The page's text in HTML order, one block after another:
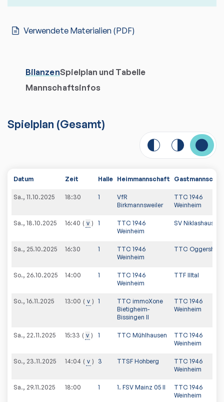
Verwendete Materialien (PDF)
BilanzenSpielplan und Tabelle
Mannschaftsinfos
Spielplan (Gesamt)
Datum Zeit Halle Heimmannschaft
Sa., 11.10.2025 18:30 1
VfR
Birkmannsweiler
TTC 1946
Weinheim
Sa., 18.10.2025 16:40 v 1
TTC 1946
Weinheim
SV Niklashausen
Sa., 25.10.2025 16:30 1
TTC 1946
Weinheim
TTC
So., 26.10.2025 14:00 1
TTC 1946
Weinheim
TTF Illtal
So., 16.11.2025 13:00 v 1
TTC immoXone
Bietigheim-
Bissingen II
TTC 1946
Weinheim
Sa., 22.11.2025 15:33 v 1 TTC Mühlhausen
TTC 1946
Weinheim
So., 23.11.2025 14:04 v 3 TTSF Hohberg
TTC 1946
Weinheim
Sa., 29.11.2025 18:00 1 1. FSV Mainz 05 II
TTC 1946
Weinheim